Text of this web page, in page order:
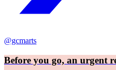
@gcmarts
Before you go, an urgent